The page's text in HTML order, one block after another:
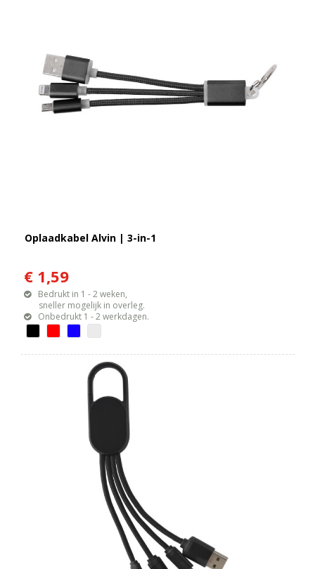
Oplaadkabel Alvin | 3-in-1
€ 1,59
Bedrukt in 1 - 2 weken,
sneller mogelijk in overleg.
Onbedrukt 1 - 2 werkdagen.